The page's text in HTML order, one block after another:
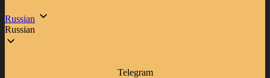
Russian
Russian
Telegram